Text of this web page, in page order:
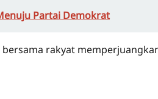
Partai Demokrat
rakyat